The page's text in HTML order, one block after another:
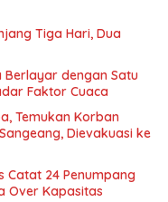
Tiga Hari, Dua
Berlayar dengan Satu
Faktor Cuaca
Temukan Korban
Dievakuasi ke
Catat 24 Penumpang
Over Kapasitas